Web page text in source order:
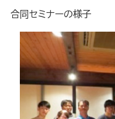
合同セミナーの様子